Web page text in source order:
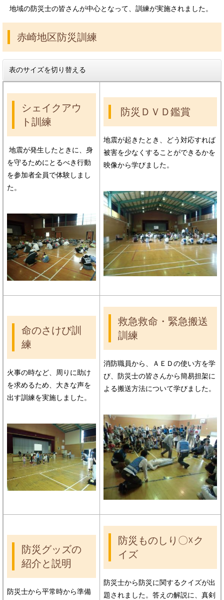
地域の防災士の皆さんが中心となって、訓練が実施されました。
赤崎地区防災訓練
表のサイズを切り替える
シェイクアウ
ト訓練
地震が発生したときに、身
を守るためにとるべき行動
を参加者全員で体験しまし
た。
防災ＤＶＤ鑑賞
地震が起きたとき、どう対応すれば
被害を少なくすることができるかを
映像から学びました。
命のさけび訓
練
火事の時など、周りに助け
を求めるため、大きな声を
出す訓練を実施しました。
救急救命・緊急搬送
訓練
消防職員から、ＡＥＤの使い方を学
び、防災士の皆さんから簡易担架に
よる搬送方法について学びました。
防災グッズの
紹介と説明
防災士から平常時から準備
防災ものしり〇☓ク
イズ
防災士から防災に関するクイズが出
題されました。答えの解説に、真剣